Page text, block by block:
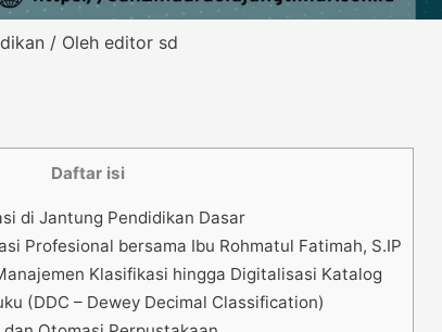
/ Oleh editor sd
Daftar isi
di Jantung Pendidikan Dasar
Profesional bersama Ibu Rohmatul Fatimah, S.IP
Klasifikasi hingga Digitalisasi Katalog
(DDC – Dewey Decimal Classification)